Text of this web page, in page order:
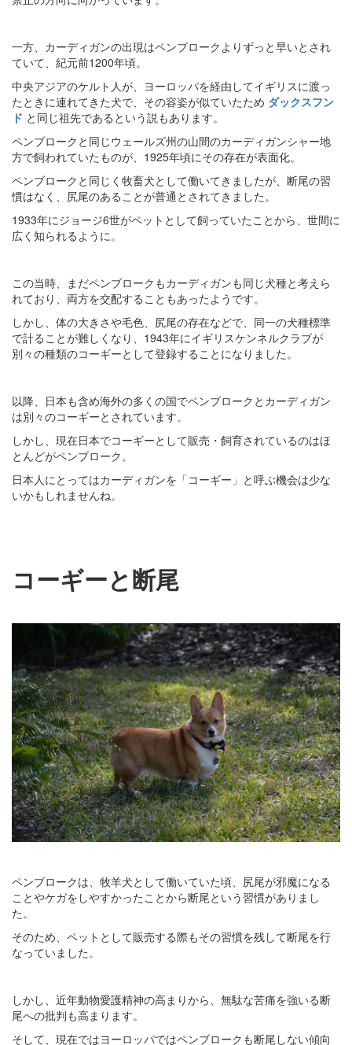
一方、カーディガンの出現はペンブロークよりずっと早いとされ
ていて、紀元前1200年頃。
中央アジアのケルト人が、ヨーロッパを経由してイギリスに渡っ
たときに連れてきた犬で、その容姿が似ていたため ダックスフン
ド と同じ祖先であるという説もあります。
ペンブロークと同じウェールズ州の山間のカーディガンシャー地
方で飼われていたものが、1925年頃にその存在が表面化。
ペンブロークと同じく牧畜犬として働いてきましたが、断尾の習
慣はなく、尻尾のあることが普通とされてきました。
1933年にジョージ6世がペットとして飼っていたことから、世間に
広く知られるように。
この当時、まだペンブロークもカーディガンも同じ犬種と考えら
れており、両方を交配することもあったようです。
しかし、体の大きさや毛色、尻尾の存在などで、同一の犬種標準
で計ることが難しくなり、1943年にイギリスケンネルクラブが
別々の種類のコーギーとして登録することになりました。
以降、日本も含め海外の多くの国でペンブロークとカーディガン
は別々のコーギーとされています。
しかし、現在日本でコーギーとして販売・飼育されているのはほ
とんどがペンブローク。
日本人にとってはカーディガンを「コーギー」と呼ぶ機会は少な
いかもしれませんね。
コーギーと断尾
ペンブロークは、牧羊犬として働いていた頃、尻尾が邪魔になる
ことやケガをしやすかったことから断尾という習慣がありまし
た。
そのため、ペットとして販売する際もその習慣を残して断尾を行
なっていました。
しかし、近年動物愛護精神の高まりから、無駄な苦痛を強いる断
尾への批判も高まります。
そして、現在ではヨーロッパではペンブロークも断尾しない傾向